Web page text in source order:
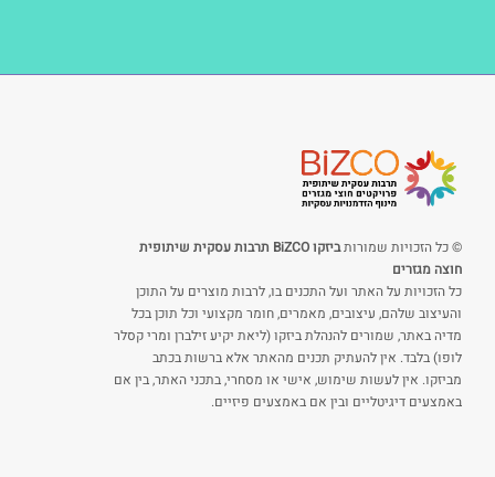
© כל הזכויות שמורות
ביזקו BiZCO תרבות עסקית שיתופית
חוצה מגזרים
כל הזכויות על האתר ועל התכנים בו, לרבות מוצרים על התוכן
והעיצוב שלהם, עיצובים, מאמרים, חומר מקצועי וכל תוכן בכל
מדיה באתר, שמורים להנהלת ביזקו (ליאת יקיע זילברן ומרי קסלר
לופו) בלבד. אין להעתיק תכנים מהאתר אלא ברשות בכתב
מביזקו. אין לעשות שימוש, אישי או מסחרי, בתכני האתר, בין אם
באמצעים דיגיטליים ובין אם באמצעים פיזיים.